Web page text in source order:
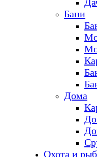
Бани
Дома
Охота и